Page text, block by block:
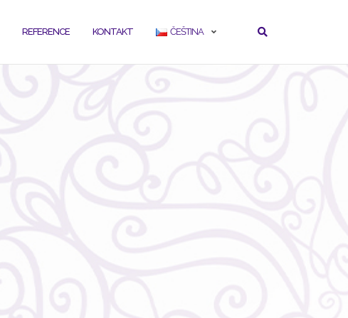
REFERENCE KONTAKT ČEŠTINA